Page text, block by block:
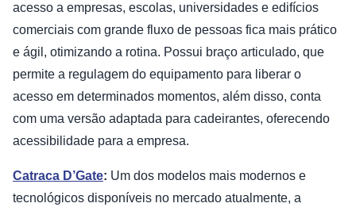
acesso a empresas, escolas, universidades e edifícios
comerciais com grande fluxo de pessoas fica mais prático
e ágil, otimizando a rotina. Possui braço articulado, que
permite a regulagem do equipamento para liberar o
acesso em determinados momentos, além disso, conta
com uma versão adaptada para cadeirantes, oferecendo
acessibilidade para a empresa.
Catraca D’Gate: Um dos modelos mais modernos e
tecnológicos disponíveis no mercado atualmente, a